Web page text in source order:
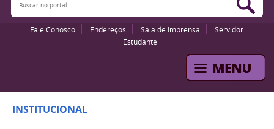
Fale Conosco Endereços Sala de Imprensa
Servidor
Estudante
INSTITUCIONAL